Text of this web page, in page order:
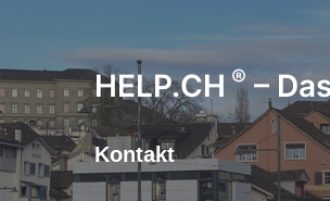
HELP.CH ®–
Kontakt